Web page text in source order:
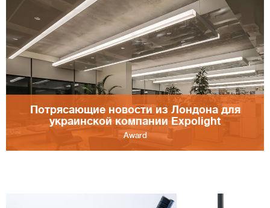
Потрясающие новости из Лондона для
украинской компании Expolight
Award